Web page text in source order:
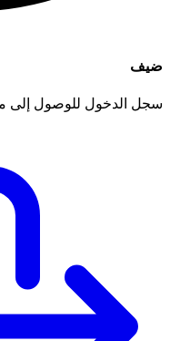
ضيف
سجل الدخول للوصول إلى